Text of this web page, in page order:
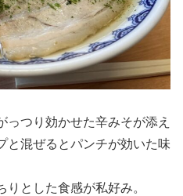
つり効かせた辛みそが添え
と混ぜるとパンチが効いた味
とした食感が私好み。